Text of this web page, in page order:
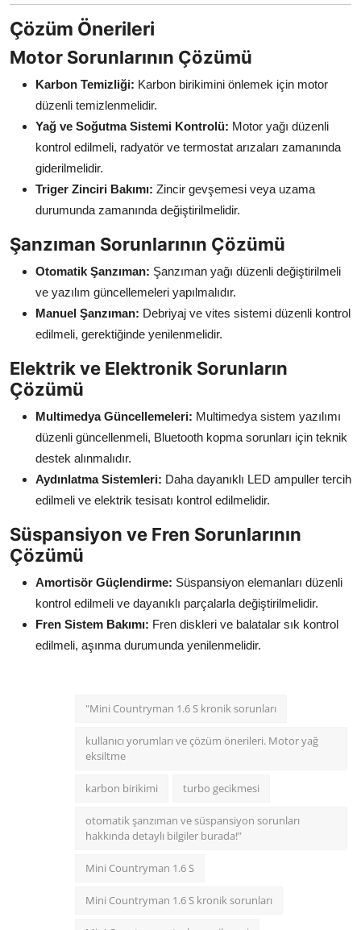
Çözüm Önerileri
Motor Sorunlarının Çözümü
Karbon Temizliği: Karbon birikimini önlemek için motor
düzenli temizlenmelidir.
Yağ ve Soğutma Sistemi Kontrolü: Motor yağı düzenli
kontrol edilmeli, radyatör ve termostat arızaları zamanında
giderilmelidir.
Triger Zinciri Bakımı: Zincir gevşemesi veya uzama
durumunda zamanında değiştirilmelidir.
Şanzıman Sorunlarının Çözümü
Otomatik Şanzıman: Şanzıman yağı düzenli değiştirilmeli
ve yazılım güncellemeleri yapılmalıdır.
Manuel Şanzıman: Debriyaj ve vites sistemi düzenli kontrol
edilmeli, gerektiğinde yenilenmelidir.
Elektrik ve Elektronik Sorunların
Çözümü
Multimedya Güncellemeleri: Multimedya sistem yazılımı
düzenli güncellenmeli, Bluetooth kopma sorunları için teknik
destek alınmalıdır.
Aydınlatma Sistemleri: Daha dayanıklı LED ampuller tercih
edilmeli ve elektrik tesisatı kontrol edilmelidir.
Süspansiyon ve Fren Sorunlarının
Çözümü
Amortisör Güçlendirme: Süspansiyon elemanları düzenli
kontrol edilmeli ve dayanıklı parçalarla değiştirilmelidir.
Fren Sistem Bakımı: Fren diskleri ve balatalar sık kontrol
edilmeli, aşınma durumunda yenilenmelidir.
"Mini Countryman 1.6 S kronik sorunları
kullanıcı yorumları ve çözüm önerileri. Motor yağ
eksiltme
karbon birikimi turbo gecikmesi
otomatik şanzıman ve süspansiyon sorunları
hakkında detaylı bilgiler burada!"
Mini Countryman 1.6 S
Mini Countryman 1.6 S kronik sorunları